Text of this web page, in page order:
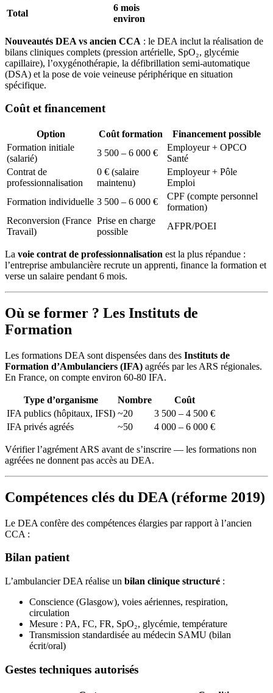
Total
6 mois
environ
Nouveautés DEA vs ancien CCA : le DEA inclut la réalisation de
bilans cliniques complets (pression artérielle, SpO₂, glycémie
capillaire), l’oxygénothérapie, la défibrillation semi-automatique
(DSA) et la pose de voie veineuse périphérique en situation
spécifique.
Coût et financement
Option Coût formation
Financement possible
Formation initiale
(salarié)
3 500 – 6 000 €
Employeur + OPCO
Santé
Contrat de
professionnalisation
0 € (salaire
maintenu)
Employeur + Pôle
Emploi
Formation individuelle 3 500 – 6 000 €
CPF (compte personnel
formation)
Reconversion (France
Travail)
Prise en charge
possible
AFPR/POEI
La voie contrat de professionnalisation est la plus répandue :
l’entreprise ambulancière recrute un apprenti, finance la formation et
verse un salaire pendant 6 mois.
Où se former ? Les Instituts de
Formation
Les formations DEA sont dispensées dans des Instituts de
Formation d’Ambulanciers (IFA) agréés par les ARS régionales.
En France, on compte environ 60-80 IFA.
Type d’organisme Nombre
Coût
IFA publics (hôpitaux, IFSI) ~20
3 500 – 4 500 €
IFA privés agréés
~50 4 000 – 6 000 €
Vérifier l’agrément ARS avant de s’inscrire — les formations non
agréées ne donnent pas accès au DEA.
Compétences clés du DEA (réforme 2019)
Le DEA confère des compétences élargies par rapport à l’ancien
CCA :
Bilan patient
L’ambulancier DEA réalise un bilan clinique structuré :
Conscience (Glasgow), voies aériennes, respiration,
circulation
Mesure : PA, FC, FR, SpO₂, glycémie, température
Transmission standardisée au médecin SAMU (bilan
écrit/oral)
Gestes techniques autorisés